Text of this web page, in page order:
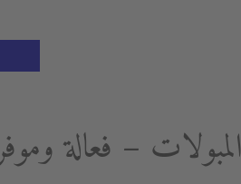
المبولات – فعالة